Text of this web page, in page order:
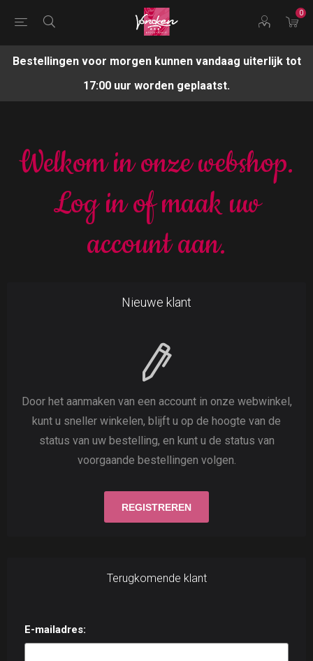
0
Bestellingen voor morgen kunnen vandaag uiterlijk tot
17:00 uur worden geplaatst.
Welkom in onze webshop.
Log in of maak uw
account aan.
Nieuwe klant
Door het aanmaken van een account in onze webwinkel,
kunt u sneller winkelen, blijft u op de hoogte van de
status van uw bestelling, en kunt u de status van
voorgaande bestellingen volgen.
Terugkomende klant
E-mailadres: